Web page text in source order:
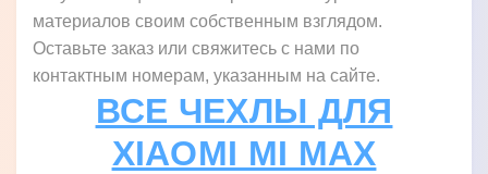
материалов своим собственным взглядом.
Оставьте заказ или свяжитесь с нами по
контактным номерам, указанным на сайте.
ВСЕ ЧЕХЛЫ ДЛЯ
XIAOMI MI MAX